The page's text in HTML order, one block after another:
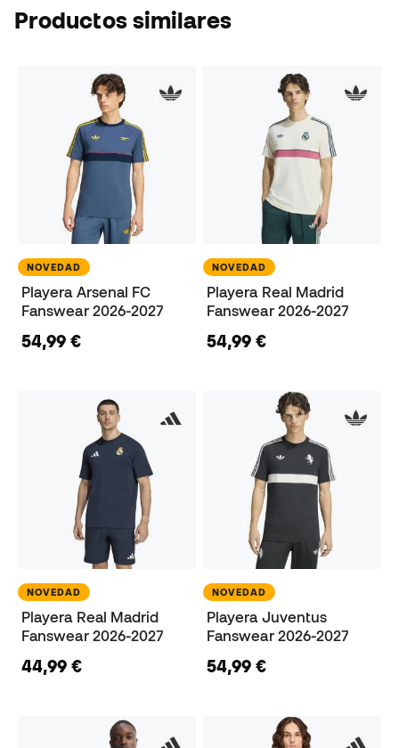
Productos similares
NOVEDAD
Playera Arsenal FC
Fanswear 2026-2027
54,99 €
NOVEDAD
Playera Real Madrid
Fanswear 2026-2027
54,99 €
NOVEDAD
Playera Real Madrid
Fanswear 2026-2027
44,99 €
NOVEDAD
Playera Juventus
Fanswear 2026-2027
54,99 €